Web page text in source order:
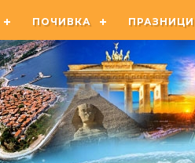
ПОЧИВКА ПРАЗНИЦИ